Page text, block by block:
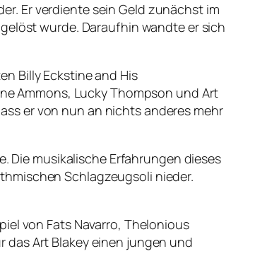
Er verdiente sein Geld zunächst im
wurde. Daraufhin wandte er sich
Billy Eckstine and His
Ammons, Lucky Thompson und Art
er von nun an nichts anderes mehr
Die musikalische Erfahrungen dieses
Schlagzeugsoli nieder.
von Fats Navarro, Thelonious
das Art Blakey einen jungen und